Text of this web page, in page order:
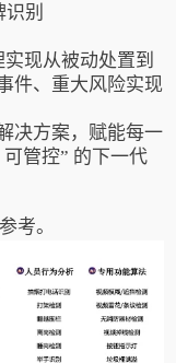
识别
现从被动处置到
件、重大风险实现
决方案，赋能每一
管控” 的下一代
考。